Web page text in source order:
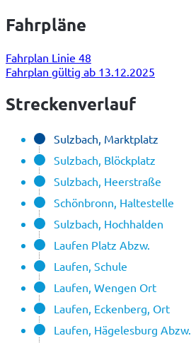
Fahrpläne
Fahrplan Linie 48
Fahrplan gültig ab 13.12.2025
Streckenverlauf
Sulzbach, Marktplatz
Sulzbach, Blöckplatz
Sulzbach, Heerstraße
Schönbronn, Haltestelle
Sulzbach, Hochhalden
Laufen Platz Abzw.
Laufen, Schule
Laufen, Wengen Ort
Laufen, Eckenberg, Ort
Laufen, Hägelesburg Abzw.